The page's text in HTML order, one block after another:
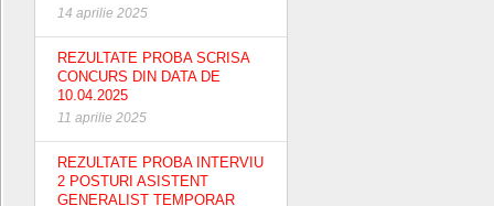
14 aprilie 2025
REZULTATE PROBA SCRISA
CONCURS DIN DATA DE
10.04.2025
11 aprilie 2025
REZULTATE PROBA INTERVIU
2 POSTURI ASISTENT
GENERALIST TEMPORAR